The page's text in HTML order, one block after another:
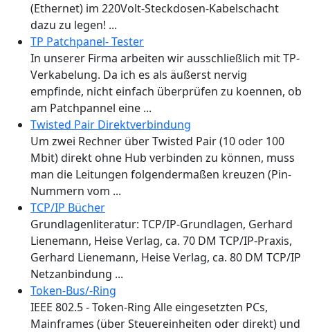
(Ethernet) im 220Volt-Steckdosen-Kabelschacht
dazu zu legen! ...
TP Patchpanel- Tester
In unserer Firma arbeiten wir ausschließlich mit TP-
Verkabelung. Da ich es als äußerst nervig
empfinde, nicht einfach überprüfen zu koennen, ob
am Patchpannel eine ...
Twisted Pair Direktverbindung
Um zwei Rechner über Twisted Pair (10 oder 100
Mbit) direkt ohne Hub verbinden zu können, muss
man die Leitungen folgendermaßen kreuzen (Pin-
Nummern vom ...
TCP/IP Bücher
Grundlagenliteratur: TCP/IP-Grundlagen, Gerhard
Lienemann, Heise Verlag, ca. 70 DM TCP/IP-Praxis,
Gerhard Lienemann, Heise Verlag, ca. 80 DM TCP/IP
Netzanbindung ...
Token-Bus/-Ring
IEEE 802.5 - Token-Ring Alle eingesetzten PCs,
Mainframes (über Steuereinheiten oder direkt) und